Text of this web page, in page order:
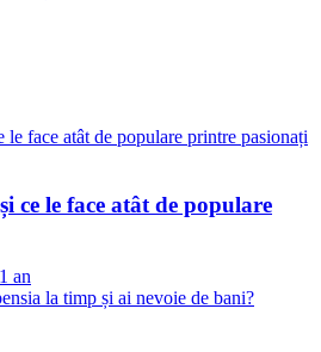
ce le face atât de populare
an